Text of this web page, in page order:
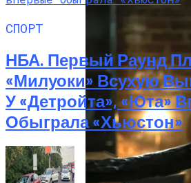
СПОРТ
НБА. Первый Раунд
«Милуоки» Всухую
У «Детройта», «Юта»
Обыграла «Хьюстон»